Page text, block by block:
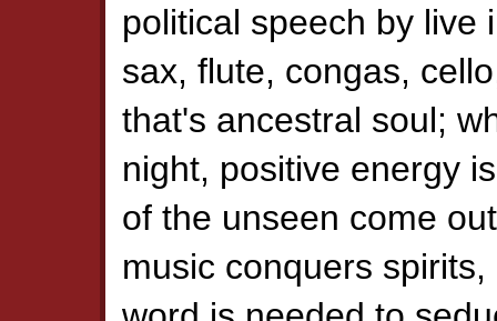
political speech by live
sax, flute, congas,
that's ancestral soul;
night, positive energy
of the unseen come
music conquers